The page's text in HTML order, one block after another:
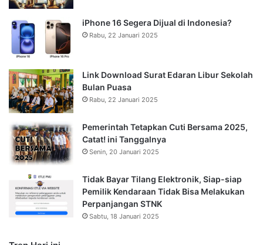
iPhone 16 Segera Dijual di Indonesia?
Rabu, 22 Januari 2025
Link Download Surat Edaran Libur Sekolah
Bulan Puasa
Rabu, 22 Januari 2025
Pemerintah Tetapkan Cuti Bersama 2025,
Catat! ini Tanggalnya
Senin, 20 Januari 2025
Tidak Bayar Tilang Elektronik, Siap-siap
Pemilik Kendaraan Tidak Bisa Melakukan
Perpanjangan STNK
Sabtu, 18 Januari 2025